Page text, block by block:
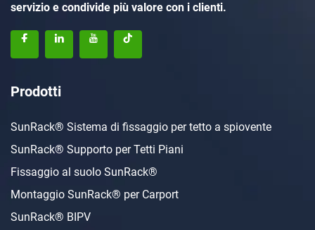
servizio e condivide più valore con i clienti.
Prodotti
SunRack® Sistema di fissaggio per tetto a spiovente
SunRack® Supporto per Tetti Piani
Fissaggio al suolo SunRack®
Montaggio SunRack® per Carport
SunRack® BIPV